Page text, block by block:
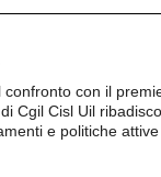
confronto con il
Cgil Cisl Uil
e politiche attive